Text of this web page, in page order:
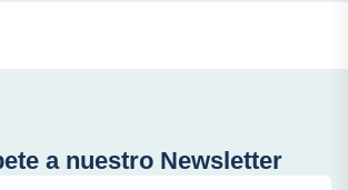
a nuestro Newsletter